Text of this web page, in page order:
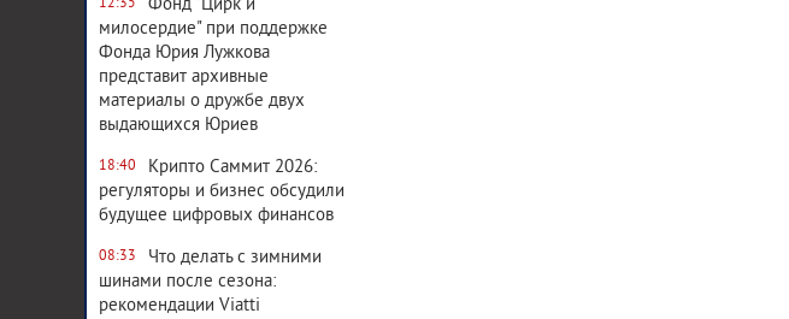
12:35
Фонд "Цирк и
милосердие" при поддержке
Фонда Юрия Лужкова
представит архивные
материалы о дружбе двух
выдающихся Юриев
18:40
Крипто Саммит 2026:
регуляторы и бизнес обсудили
будущее цифровых финансов
08:33
Что делать с зимними
шинами после сезона:
рекомендации Viatti